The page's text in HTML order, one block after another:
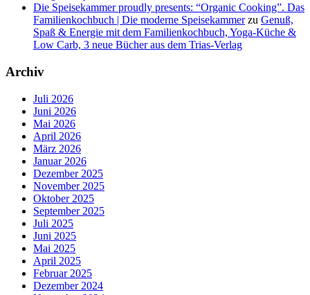
Die Speisekammer proudly presents: “Organic Cooking”. Das
Familienkochbuch | Die moderne Speisekammerzu Genuß,
Spaß & Energie mit dem Familienkochbuch, Yoga-Küche &
Low Carb, 3 neue Bücher aus dem Trias-Verlag
Archiv
Juli 2026
Juni 2026
Mai 2026
April 2026
März 2026
Januar 2026
Dezember 2025
November 2025
Oktober 2025
September 2025
Juli 2025
Juni 2025
Mai 2025
April 2025
Februar 2025
Dezember 2024